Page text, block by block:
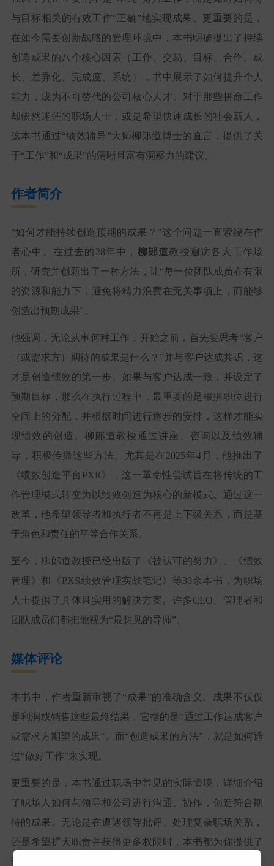
与目标相关的有效工作“正确”地实现成果。更重要的是，
在如今需要创新战略的管理环境中，本书明确提出了持续
创造成果的八个核心因素（工作、交易、目标、合作、成
长、差异化、完成度、系统），书中展示了如何提升个人
能力，成为不可替代的公司核心人才。对于那些拼命工作
却依然迷茫的职场人士，或是希望快速成长的社会新人，
这本书通过“绩效辅导”大师柳郞道博士的直言，提供了关
于“工作”和“成果”的清晰且富有洞察力的建议。
作者简介
“如何才能持续创造预期的成果？”这个问题一直萦绕在作
者心中。在过去的28年中， 柳郞道教授遍访各大工作场
所，研究并创新出了一种方法，让“每一位团队成员在有限
的资源和能力下，避免将精力浪费在无关事项上，而能够
创造出预期成果”。
他强调，无论从事何种工作，开始之前，首先要思考“客户
（或需求方）期待的成果是什么？”并与客户达成共识，这
才是创造绩效的第一步。如果与客户达成一致，并设定了
预期目标，那么在执行过程中，最重要的是根据职位进行
空间上的分配，并根据时间进行逐步的安排，这样才能实
现绩效的创造。柳郞道教授通过讲座、咨询以及绩效辅
导，积极传播这些方法。尤其是在2025年4月，他推出了
《绩效创造平台PXR》，这一革命性尝试旨在将传统的工
作管理模式转变为以绩效创造为核心的新模式。通过这一
改革，他希望领导者和执行者不再是上下级关系，而是基
于角色和责任的平等合作关系。
至今，柳郞道教授已经出版了《被认可的努力》、《绩效
管理》和《PXR绩效管理实战笔记》等30余本书，为职场
人士提供了具体且实用的解决方案。许多CEO、管理者和
团队成员们都把他视为“最想见的导师”。
媒体评论
本书中，作者重新审视了“成果”的准确含义。成果不仅仅
是利润或销售这些最终结果，它指的是“通过工作达成客户
或需求方期望的成果”。而“创造成果的方法”，就是如何通
过“做好工作”来实现。
更重要的是，本书通过职场中常见的实际情境，详细介绍
了职场人如何与领导和公司进行沟通、协作，创造符合期
待的成果。无论是在遭遇领导批评、处理复杂职场关系，
还是希望扩大职责并获得更多权限时，本书都为你提供了
详细的心理准备和应对策略。